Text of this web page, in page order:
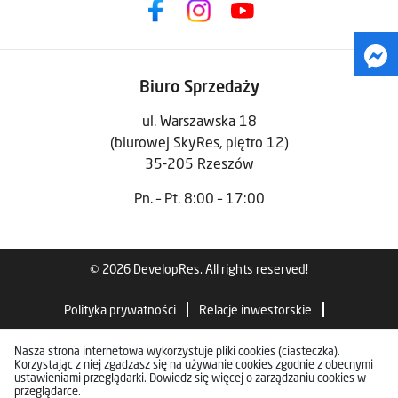
Biuro Sprzedaży
ul. Warszawska 18
(biurowej SkyRes, piętro 12)
35-205 Rzeszów
Pn. – Pt. 8:00 – 17:00
© 2026 DevelopRes. All rights reserved!
Polityka prywatności Relacje inwestorskie
Standardy wykończenia
Nasza strona internetowa wykorzystuje pliki cookies (ciasteczka).
Korzystając z niej zgadzasz się na używanie cookies zgodnie z obecnymi
ustawieniami przeglądarki. Dowiedz się więcej o zarządzaniu cookies w
przeglądarce.